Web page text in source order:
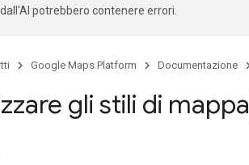
potrebbero contenere errori.
Google Maps Platform Documentazione
gli stili di mappa